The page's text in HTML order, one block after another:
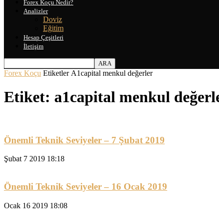
Forex Koçu Nedir?
Analizler
Doviz
Eğitim
Hesap Çeşitleri
İletişim
Forex Koçu Etiketler A1capital menkul değerler
Etiket: a1capital menkul
Önemli Teknik Seviyeler – 7 Şubat 2019
Şubat 7 2019 18:18
Önemli Teknik Seviyeler – 16 Ocak 2019
Ocak 16 2019 18:08